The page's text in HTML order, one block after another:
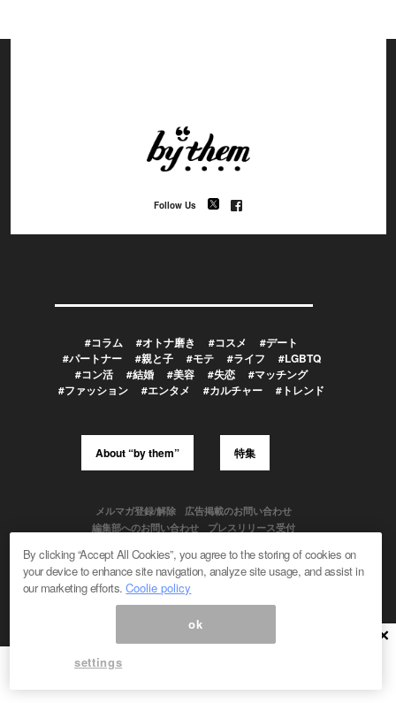
Follow Us
#コラム #オトナ磨き #コスメ
#デート
#パートナー
#親と子 #モテ #ライフ
#LGBTQ
#コン活
#結婚 #美容 #失恋
#マッチング
#ファッション
#エンタメ #カルチャー #トレンド
About “by them” 特集
メルマガ登録/解除
広告掲載のお問い合わせ
編集部へのお問い合わせ
プレスリリース受付
Powered by
© 1999-2026 Magmag, Inc. All Rights Reserved
×
By clicking “Accept All Cookies”, you agree to the storing of cookies on
your device to enhance site navigation, analyze site usage, and assist in
our marketing efforts.Coolie policy
ok
settings